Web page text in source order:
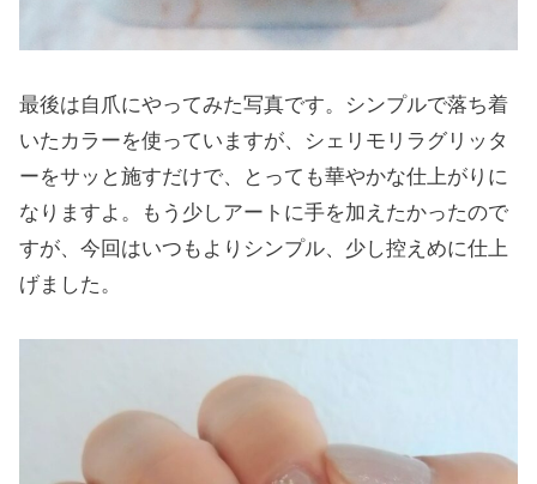
最後は自爪にやってみた写真です。シンプルで落ち着
いたカラーを使っていますが、シェリモリラグリッタ
ーをサッと施すだけで、とっても華やかな仕上がりに
なりますよ。もう少しアートに手を加えたかったので
すが、今回はいつもよりシンプル、少し控えめに仕上
げました。